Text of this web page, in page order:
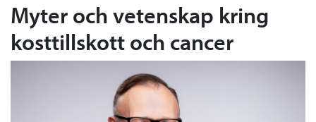
Myter och vetenskap kring
kosttillskott och cancer